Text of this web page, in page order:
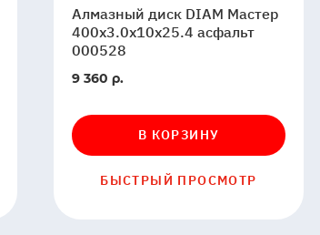
диск
DIAM
Мастер
400x3.0x10x25.4
асфальт
Алмазный диск DIAM Мастер
400x3.0x10x25.4 асфальт
000528
В
9 360 р.
В КОРЗИНУ
БЫСТРЫЙ ПРОСМОТР